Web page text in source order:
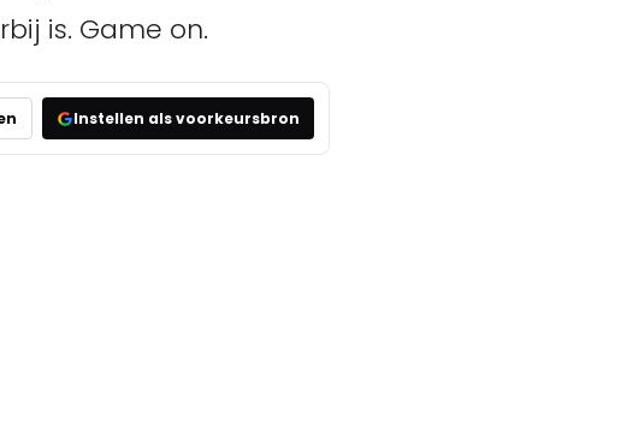
is. Game on.
Instellen als voorkeursbron